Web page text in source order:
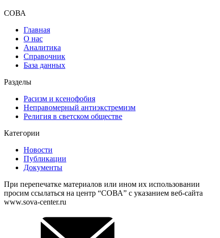
СОВА
Главная
О нас
Аналитика
Справочник
База данных
Разделы
Расизм и ксенофобия
Неправомерный антиэкстремизм
Религия в светском обществе
Категории
Новости
Публикации
Документы
При перепечатке материалов или ином их использовании
просим ссылаться на центр “СОВА” с указанием веб-сайта
www.sova-center.ru